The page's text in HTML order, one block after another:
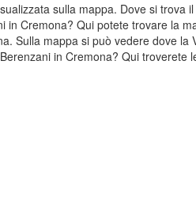
sulla mappa. Dove si
in Cremona? Qui potete trovare la
Sulla mappa si può vedere dove
in Cremona? Qui troverete